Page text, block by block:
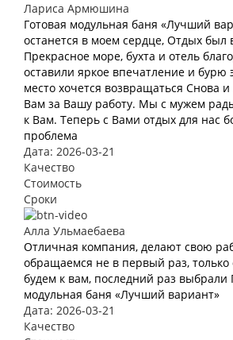
Лариса Армюшина
Готовая модульная баня «Лучший
останется в моем сердце, Отдых
Прекрасное море, бухта и отель
оставили яркое впечатление и бурю
место хочется возвращаться Снова
Вам за Вашу работу. Мы с мужем
к Вам. Теперь с Вами отдых для нас
проблема
Дата: 2026-03-21
Качество
Стоимость
Сроки
Алла Ульмаебаева
Отличная компания, делают свою
обращаемся не в первый раз, только
будем к вам, последний раз выбрали
модульная баня «Лучший вариант»
Дата: 2026-03-21
Качество